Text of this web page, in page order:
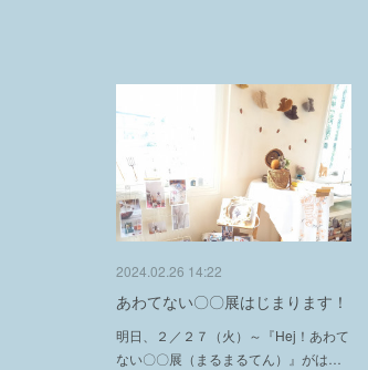
2024.02.26 14:22
あわてない〇〇展はじまります！
明日、２／２７（火）～『Hej！あわて
ない〇〇展（まるまるてん）』がは…